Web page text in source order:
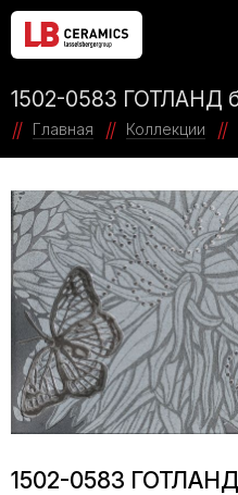
1502-0583 ГОТЛАНД
Главная Коллекции
1502-0583